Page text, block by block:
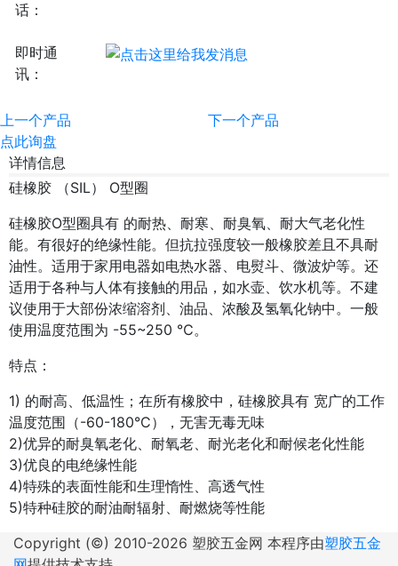
话：
即时通
讯：
上一个产品
下一个产品
点此询盘
详情信息
硅橡胶 （SIL） O型圈
硅橡胶O型圈具有 的耐热、耐寒、耐臭氧、耐大气老化性
能。有很好的绝缘性能。但抗拉强度较一般橡胶差且不具耐
油性。适用于家用电器如电热水器、电熨斗、微波炉等。还
适用于各种与人体有接触的用品，如水壶、饮水机等。不建
议使用于大部份浓缩溶剂、油品、浓酸及氢氧化钠中。一般
使用温度范围为 -55~250 ℃。
特点：
1) 的耐高、低温性；在所有橡胶中，硅橡胶具有 宽广的工作
温度范围（-60-180°C），无害无毒无味
2)优异的耐臭氧老化、耐氧老、耐光老化和耐候老化性能
3)优良的电绝缘性能
4)特殊的表面性能和生理惰性、高透气性
5)特种硅胶的耐油耐辐射、耐燃烧等性能
Copyright (©) 2010-2026 塑胶五金网 本程序由塑胶五金